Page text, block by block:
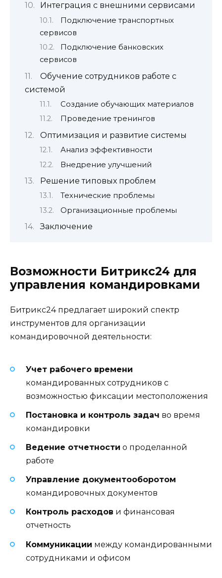
Интеграция с внешними сервисами
Подключение транспортных
сервисов
Подключение банковских
сервисов
Обучение сотрудников работе с
системой
Создание обучающих материалов
Проведение тренингов
Оптимизация и развитие системы
Анализ эффективности
Внедрение улучшений
Решение типовых проблем
Технические проблемы
Организационные проблемы
Заключение
Возможности Битрикс24 для
управления командировками
Битрикс24 предлагает широкий спектр
инструментов для организации
командировочной деятельности:
Учет рабочего времени
командированных сотрудников с
возможностью фиксации местоположения
Постановка и контроль задач во время
командировки
Ведение отчетности о проделанной
работе
Управление документооборотом
командировочных документов
Контроль расходов и финансовая
отчетность
Коммуникации между командированными
сотрудниками и офисом